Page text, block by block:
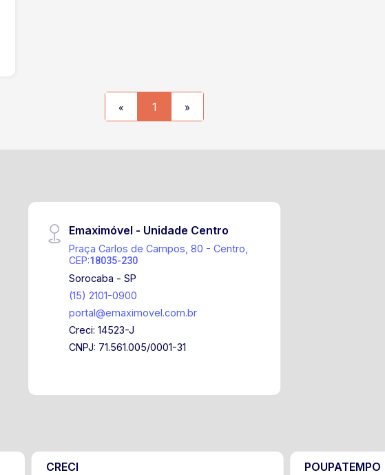
« 1 »
Emaximóvel - Unidade Centro
Praça Carlos de Campos, 80 - Centro,
CEP:18035-230
Sorocaba - SP
(15) 2101-0900
portal@emaximovel.com.br
Creci: 14523-J
CNPJ: 71.561.005/0001-31
CRECI POUPATEMPO